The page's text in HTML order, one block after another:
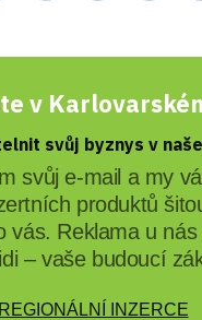
v
svůj byznys v
svůj e-mail a my
produktů
vás. Reklama u
– vaše budoucí
REGIONÁLNÍ INZERCE